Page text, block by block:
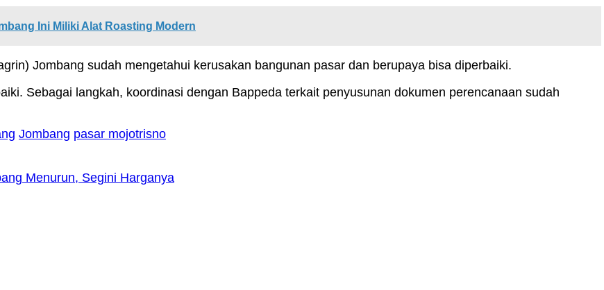
Ini Miliki Alat Roasting Modern
Jombang sudah mengetahui kerusakan bangunan pasar dan berupaya bisa diperbaiki.
Sebagai langkah, koordinasi dengan Bappeda terkait penyusunan dokumen perencanaan sudah
Jombang pasar mojotrisno
Menurun, Segini Harganya